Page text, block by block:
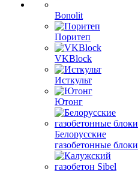
Bonolit
Поритеп
VKBlock
Исткульт
Ютонг
Белорусские
газобетонные блоки